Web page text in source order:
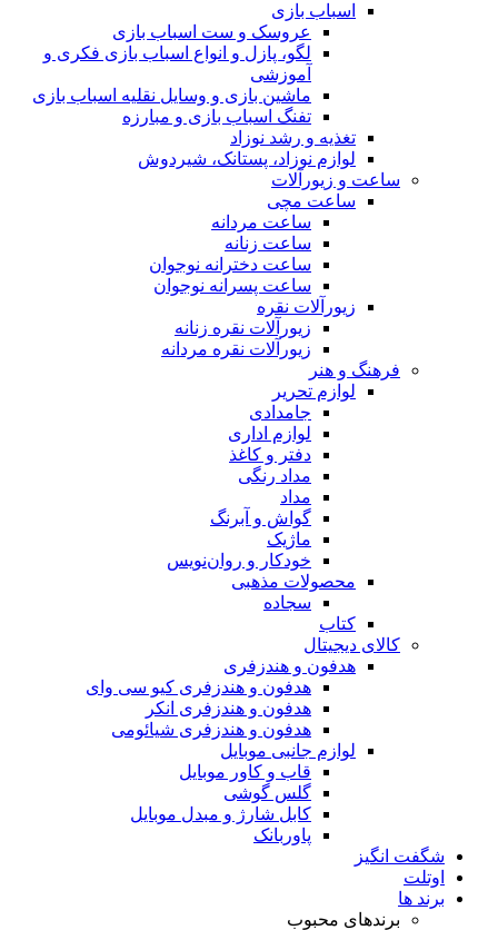
اسباب بازی
عروسک و ست اسباب بازی
لگو، پازل و انواع اسباب بازی فکری و
آموزشی
ماشین بازی و وسایل نقلیه اسباب بازی
تفنگ اسباب بازی و مبارزه
تغذیه و رشد نوزاد
لوازم نوزاد، پستانک، شیردوش
ساعت و زیور‌آلات
ساعت مچی
ساعت مردانه
ساعت زنانه
ساعت دخترانه نوجوان
ساعت پسرانه نوجوان
زیورآلات نقره
زیورآلات نقره زنانه
زیورآلات نقره مردانه
فرهنگ و هنر
لوازم تحریر
جامدادی
لوازم اداری
دفتر و کاغذ
مداد رنگی
مداد
گواش و آبرنگ
ماژیک
خودکار و روان‌نویس
محصولات مذهبی
سجاده
کتاب
کالای دیجیتال
هدفون و هندزفری
هدفون و هندزفری کیو سی وای
هدفون و هندزفری انکر
هدفون و هندزفری شیائومی
لوازم جانبی موبایل
قاب و کاور موبایل
گلس گوشی
کابل شارژ و مبدل موبایل
پاوربانک
شگفت انگیز
اوتلت
برند ها
برندهای محبوب